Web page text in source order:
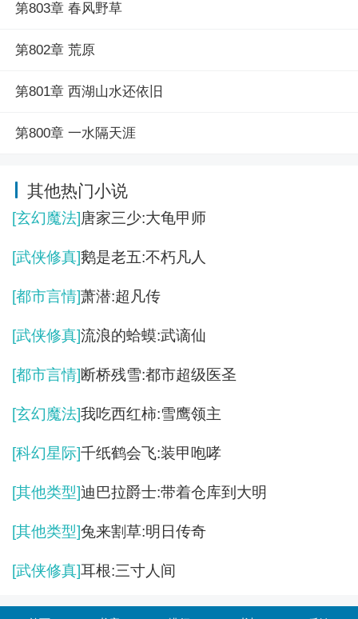
第803章 春风野草
第802章 荒原
第801章 西湖山水还依旧
第800章 一水隔天涯
其他热门小说
[玄幻魔法]唐家三少:大龟甲师
[武侠修真]鹅是老五:不朽凡人
[都市言情]萧潜:超凡传
[武侠修真]流浪的蛤蟆:武谪仙
[都市言情]断桥残雪:都市超级医圣
[玄幻魔法]我吃西红柿:雪鹰领主
[科幻星际]千纸鹤会飞:装甲咆哮
[其他类型]迪巴拉爵士:带着仓库到大明
[其他类型]兔来割草:明日传奇
[武侠修真]耳根:三寸人间